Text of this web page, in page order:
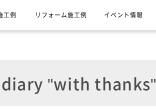
工例 リフォーム施工例 イベント情報
"with thanks"